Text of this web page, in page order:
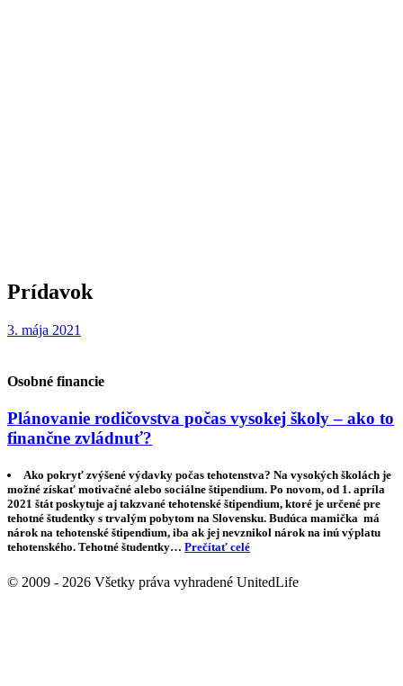
Prídavok
3. mája 2021
Osobné financie
Plánovanie rodičovstva počas vysokej školy – ako to
finančne zvládnuť?
Ako pokryť zvýšené výdavky počas tehotenstva? Na vysokých školách je
možné získať motivačné alebo sociálne štipendium. Po novom, od 1. apríla
2021 štát poskytuje aj takzvané tehotenské štipendium, ktoré je určené pre
tehotné študentky s trvalým pobytom na Slovensku. Budúca mamička má
nárok na tehotenské štipendium, iba ak jej nevznikol nárok na inú výplatu
tehotenského. Tehotné študentky… Prečítať celé
© 2009 - 2026 Všetky práva vyhradené UnitedLife